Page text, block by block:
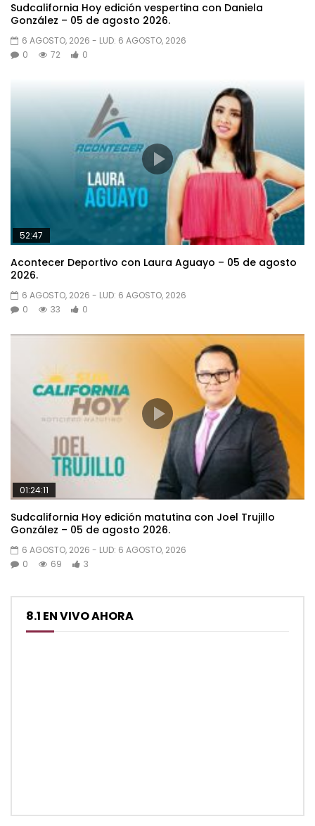
Sudcalifornia Hoy edición vespertina con Daniela
González – 05 de agosto 2026.
6 AGOSTO, 2026 - LUD: 6 AGOSTO, 2026
0
72 0
52:47
Acontecer Deportivo con Laura Aguayo – 05 de agosto
2026.
6 AGOSTO, 2026 - LUD: 6 AGOSTO, 2026
0
33 0
01:24:11
Sudcalifornia Hoy edición matutina con Joel Trujillo
González – 05 de agosto 2026.
6 AGOSTO, 2026 - LUD: 6 AGOSTO, 2026
0
69 3
8.1 EN VIVO AHORA